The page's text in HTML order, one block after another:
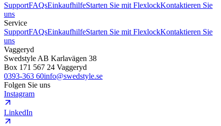
SupportFAQsEinkaufhilfeStarten Sie mit FlexlockKontaktieren Sie
uns
Service
SupportFAQsEinkaufhilfeStarten Sie mit FlexlockKontaktieren Sie
uns
Vaggeryd
Swedstyle AB Karlavägen 38
Box 171 567 24 Vaggeryd
0393-363 60info@swedstyle.se
Folgen Sie uns
Instagram
LinkedIn